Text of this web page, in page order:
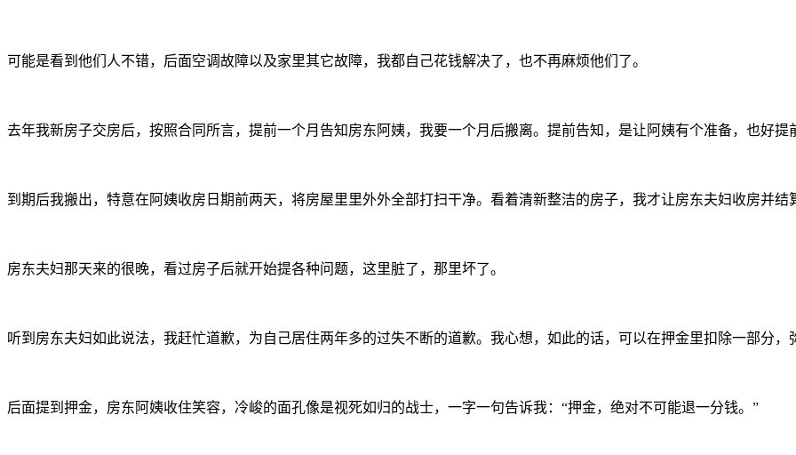
可能是看到他们人不错，后面空调故障以及家里其它故障，我都自己花钱解决了，也不再麻烦他们了。
去年我新房子交房后，按照合同所言，提前一个月告知房东阿姨，我要一个月后搬离。提前告知，是让阿姨有个准备，也好提
到期后我搬出，特意在阿姨收房日期前两天，将房屋里里外外全部打扫干净。看着清新整洁的房子，我才让房东夫妇收房并结
房东夫妇那天来的很晚，看过房子后就开始提各种问题，这里脏了，那里坏了。
听到房东夫妇如此说法，我赶忙道歉，为自己居住两年多的过失不断的道歉。我心想，如此的话，可以在押金里扣除一部分，
后面提到押金，房东阿姨收住笑容，冷峻的面孔像是视死如归的战士，一字一句告诉我：“押金，绝对不可能退一分钱。”